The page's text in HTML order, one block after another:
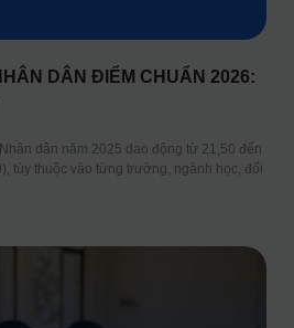
DÂN ĐIỂM CHUẨN 2026:
dân năm 2025 dao động từ 21,50 đến
tùy thuộc vào từng trường, ngành học, đối